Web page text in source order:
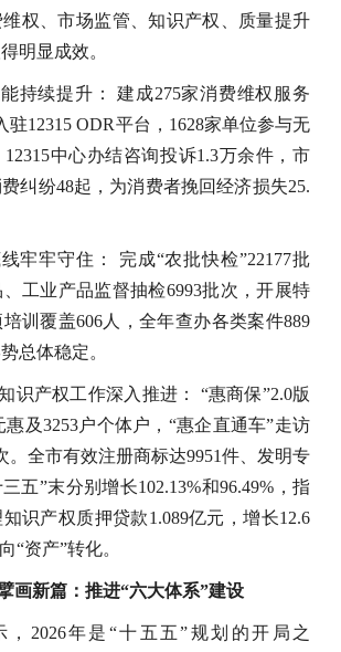
权、市场监管、知识产权、质量提升
明显成效。
持续提升： 建成275家消费维权服务
驻12315 ODR平台，1628家单位参与无
中心办结咨询投诉1.3万余件，市
纠纷48起，为消费者挽回经济损失25.
牢牢守住： 完成“农批快检”22177批
工业产品监督抽检6993批次，开展特
训覆盖606人，全年查办各类案件889
总体稳定。
识产权工作深入推进： “惠商保”2.0版
惠及3253户个体户，“惠企直通车”走访
。全市有效注册商标达9951件、发明专
五”末分别增长102.13%和96.49%，指
识产权质押贷款1.089亿元，增长12.6
“资产”转化。
画新篇：推进“六大体系”建设
，2026年是“十五五”规划的开局之